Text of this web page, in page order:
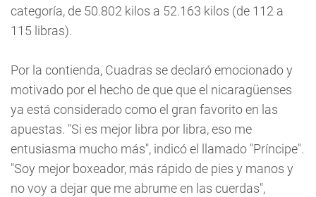
categoría, de 50.802 kilos a 52.163 kilos (de 112 a
115 libras).
Por la contienda, Cuadras se declaró emocionado y
motivado por el hecho de que que el nicaragüenses
ya está considerado como el gran favorito en las
apuestas. "Si es mejor libra por libra, eso me
entusiasma mucho más", indicó el llamado "Príncipe".
"Soy mejor boxeador, más rápido de pies y manos y
no voy a dejar que me abrume en las cuerdas",